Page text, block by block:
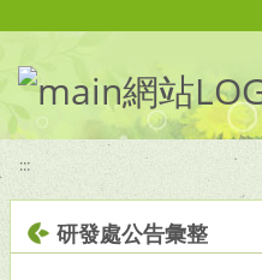
:::
研發處公告彙整